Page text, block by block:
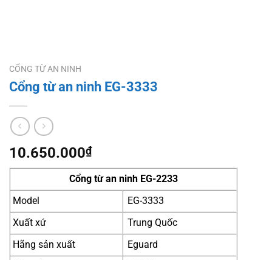
CỔNG TỪ AN NINH
Cổng từ an ninh EG-3333
10.650.000₫
Cổng từ an ninh EG-2233
Model
EG-3333
Xuất xứ
Trung Quốc
Hãng sản xuất
Eguard